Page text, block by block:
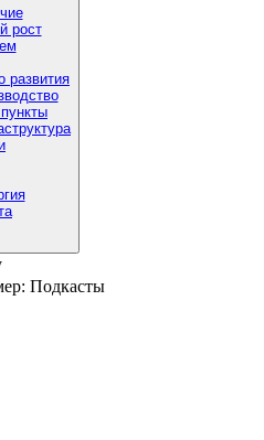
рост
развития
Подкасты